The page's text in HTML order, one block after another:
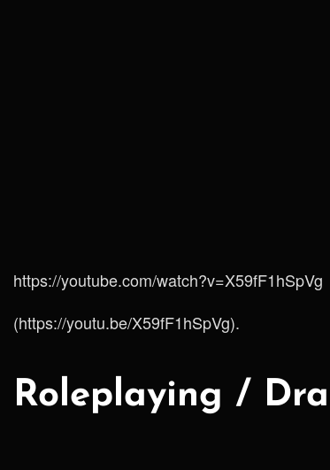
https://youtube.com/watch?v=X59fF1hSpVg
(https://youtu.be/X59fF1hSpVg).
Roleplaying /